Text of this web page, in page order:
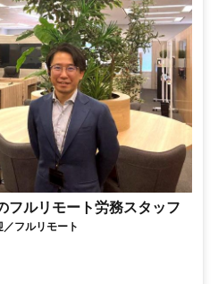
フルリモート労務スタッフ
フルリモート